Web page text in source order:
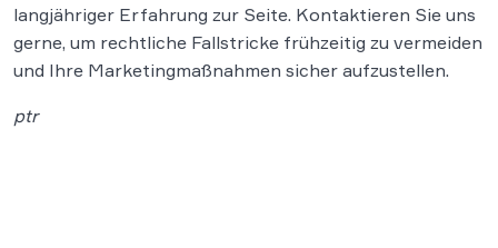
langjähriger Erfahrung zur Seite. Kontaktieren Sie uns
gerne, um rechtliche Fallstricke frühzeitig zu vermeiden
und Ihre Marketingmaßnahmen sicher aufzustellen.
ptr